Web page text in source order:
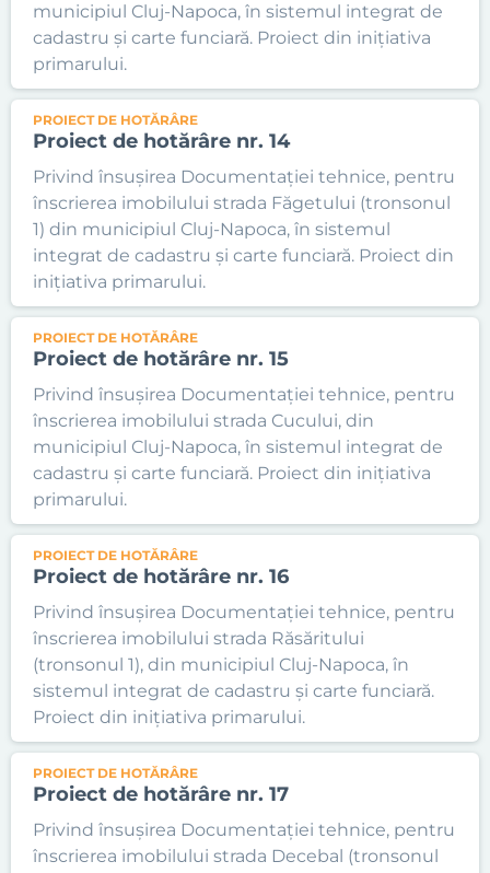
municipiul Cluj-Napoca, în sistemul integrat de
cadastru și carte funciară. Proiect din inițiativa
primarului.
PROIECT DE HOTĂRÂRE
Proiect de hotărâre nr. 14
Privind însușirea Documentației tehnice, pentru
înscrierea imobilului strada Făgetului (tronsonul
1) din municipiul Cluj-Napoca, în sistemul
integrat de cadastru și carte funciară. Proiect din
inițiativa primarului.
PROIECT DE HOTĂRÂRE
Proiect de hotărâre nr. 15
Privind însușirea Documentației tehnice, pentru
înscrierea imobilului strada Cucului, din
municipiul Cluj-Napoca, în sistemul integrat de
cadastru și carte funciară. Proiect din inițiativa
primarului.
PROIECT DE HOTĂRÂRE
Proiect de hotărâre nr. 16
Privind însușirea Documentației tehnice, pentru
înscrierea imobilului strada Răsăritului
(tronsonul 1), din municipiul Cluj-Napoca, în
sistemul integrat de cadastru și carte funciară.
Proiect din inițiativa primarului.
PROIECT DE HOTĂRÂRE
Proiect de hotărâre nr. 17
Privind însușirea Documentației tehnice, pentru
înscrierea imobilului strada Decebal (tronsonul